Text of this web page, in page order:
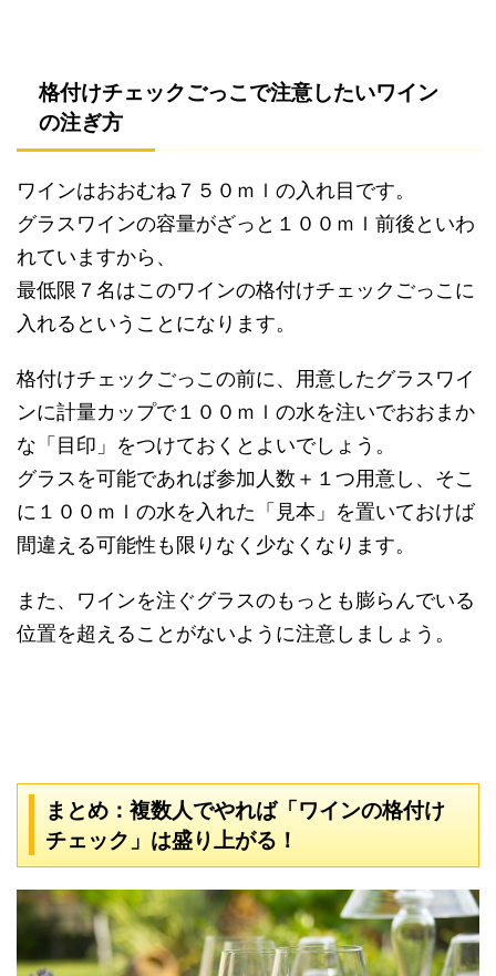
格付けチェックごっこで注意したいワイン
の注ぎ方
ワインはおおむね７５０ｍｌの入れ目です。
グラスワインの容量がざっと１００ｍｌ前後といわ
れていますから、
最低限７名はこのワインの格付けチェックごっこに
入れるということになります。
格付けチェックごっこの前に、用意したグラスワイ
ンに計量カップで１００ｍｌの水を注いでおおまか
な「目印」をつけておくとよいでしょう。
グラスを可能であれば参加人数＋１つ用意し、そこ
に１００ｍｌの水を入れた「見本」を置いておけば
間違える可能性も限りなく少なくなります。
また、ワインを注ぐグラスのもっとも膨らんでいる
位置を超えることがないように注意しましょう。
まとめ：複数人でやれば「ワインの格付け
チェック」は盛り上がる！